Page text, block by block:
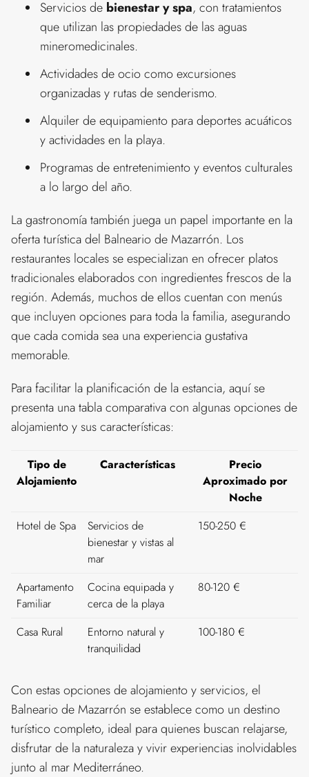
Servicios de bienestar y spa, con tratamientos
que utilizan las propiedades de las aguas
mineromedicinales.
Actividades de ocio como excursiones
organizadas y rutas de senderismo.
Alquiler de equipamiento para deportes acuáticos
y actividades en la playa.
Programas de entretenimiento y eventos culturales
a lo largo del año.
La gastronomía también juega un papel importante en la
oferta turística del Balneario de Mazarrón. Los
restaurantes locales se especializan en ofrecer platos
tradicionales elaborados con ingredientes frescos de la
región. Además, muchos de ellos cuentan con menús
que incluyen opciones para toda la familia, asegurando
que cada comida sea una experiencia gustativa
memorable.
Para facilitar la planificación de la estancia, aquí se
presenta una tabla comparativa con algunas opciones de
alojamiento y sus características:
Tipo de
Alojamiento
Características
Precio
Aproximado por
Noche
Hotel de Spa
Servicios de
bienestar y vistas al
mar
150-250 €
Apartamento
Familiar
Cocina equipada y
cerca de la playa
80-120 €
Casa Rural
Entorno natural y
tranquilidad
100-180 €
Con estas opciones de alojamiento y servicios, el
Balneario de Mazarrón se establece como un destino
turístico completo, ideal para quienes buscan relajarse,
disfrutar de la naturaleza y vivir experiencias inolvidables
junto al mar Mediterráneo.